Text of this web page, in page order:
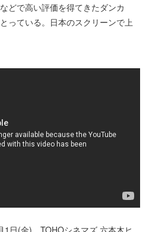
どで高い評価を得てきたダンカ
っている。日本のスクリーンで上
日(金)、TOHOシネマズ 六本木ヒ